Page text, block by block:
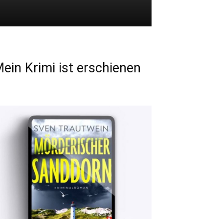
Krimi ist erschienen